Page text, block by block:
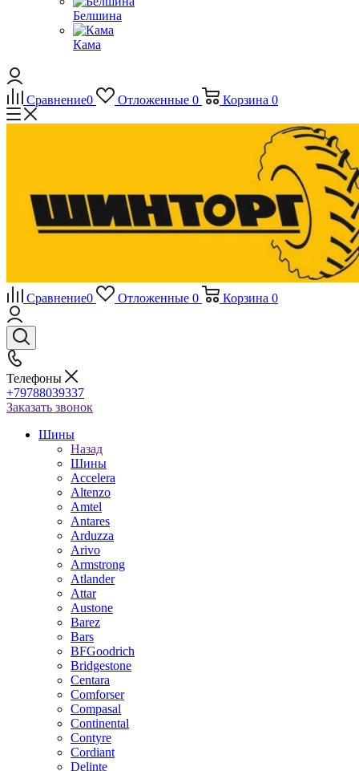
Белшина
Кама
Сравнение0 Отложенные 0 Корзина 0
Сравнение0 Отложенные 0 Корзина 0
Телефоны
+79788039337
Заказать звонок
Шины
Назад
Шины
Accelera
Altenzo
Amtel
Antares
Arduzza
Arivo
Armstrong
Atlander
Attar
Austone
Barez
Bars
BFGoodrich
Bridgestone
Centara
Comforser
Compasal
Continental
Contyre
Cordiant
Delinte